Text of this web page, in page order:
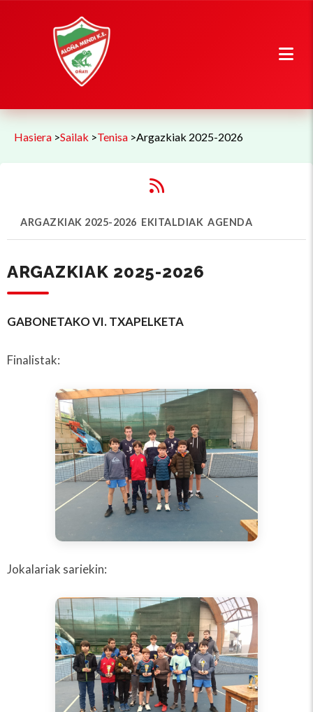
Hasiera >Sailak >Tenisa >Argazkiak 2025-2026
ARGAZKIAK 2025-2026 EKITALDIAK AGENDA
ARGAZKIAK 2025-2026
GABONETAKO VI. TXAPELKETA
Finalistak:
Jokalariak sariekin: